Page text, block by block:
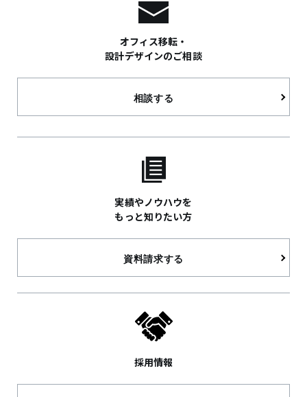
オフィス移転・
設計デザインのご相談
相談する
実績やノウハウを
もっと知りたい方
資料請求する
採用情報